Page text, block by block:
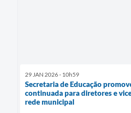
29 JAN 2026 - 10h59
Secretaria de Educação
continuada para diretores e
rede municipal